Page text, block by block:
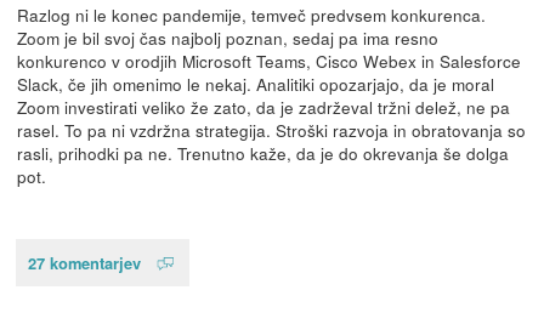
Razlog ni le konec pandemije, temveč predvsem konkurenca.
Zoom je bil svoj čas najbolj poznan, sedaj pa ima resno
konkurenco v orodjih Microsoft Teams, Cisco Webex in Salesforce
Slack, če jih omenimo le nekaj. Analitiki opozarjajo, da je moral
Zoom investirati veliko že zato, da je zadrževal tržni delež, ne pa
rasel. To pa ni vzdržna strategija. Stroški razvoja in obratovanja so
rasli, prihodki pa ne. Trenutno kaže, da je do okrevanja še dolga
pot.
27 komentarjev